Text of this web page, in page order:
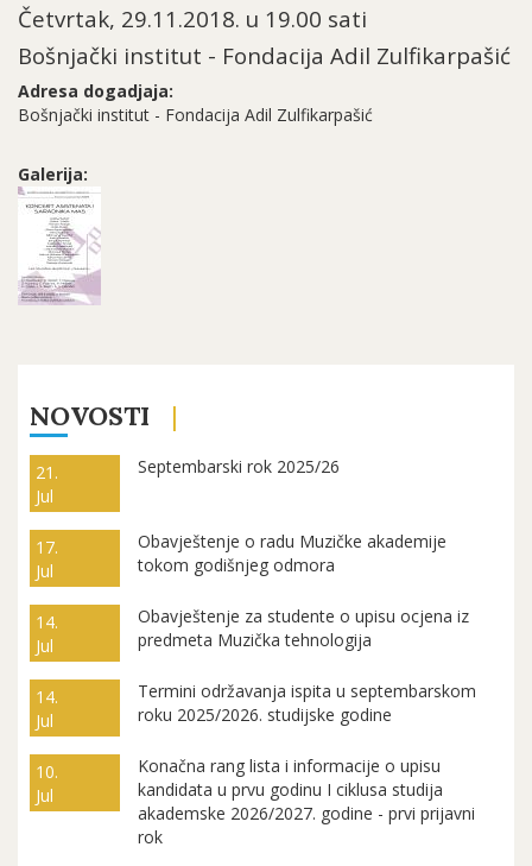
Četvrtak, 29.11.2018. u 19.00 sati
Bošnjački institut - Fondacija Adil Zulfikarpašić
Adresa dogadjaja:
Bošnjački institut - Fondacija Adil Zulfikarpašić
Galerija:
NOVOSTI
21.
Jul
Septembarski rok 2025/26
17.
Jul
Obavještenje o radu Muzičke akademije
tokom godišnjeg odmora
14.
Jul
Obavještenje za studente o upisu ocjena iz
predmeta Muzička tehnologija
14.
Jul
Termini održavanja ispita u septembarskom
roku 2025/2026. studijske godine
10.
Jul
Konačna rang lista i informacije o upisu
kandidata u prvu godinu I ciklusa studija
akademske 2026/2027. godine - prvi prijavni
rok